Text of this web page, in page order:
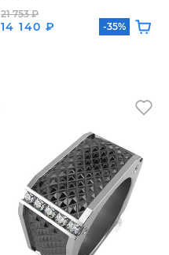
14 140 ₽
21 753 ₽
-35%